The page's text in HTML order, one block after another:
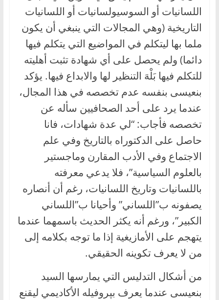
اللسانيات أو السوسيولسانيات أو اللسانيات
التاريخية (وهي المجالات التي ينبغي أن يكون
ملما بها ليتكلم في المواضيع التي يتكلم فيها
دائما) ولم يحصل على أي شهادة تثبت أهليته
للتكلم فيها بَلْهَ التنظير لها والابداع فيها. يؤكد
بنعيسى بنفسه عدم تخصصه في هذا المجال،
عندما يرد على أحد الصحافيين سأله عن
تخصصه فأجاب: “لي عدة شهادات، فانا
حاصل على الدكتوراه بالتاريخ وفي علم
الاجتماع وفي الأدب المقارن وماجستير
بالعلوم السياسية”، فلا يدعي معرفته
باللسانيات وتاريخ اللسانيات، رغم أن أنصاره
يصفونه ب”اللساني” وأحيانا ب”اللساني
الكبير”، ورغم أنه يكثر الحديث باسمهما عندما
يتهجم على الأمازيغية إذا ما توجه بكلامه إلى
من لا يعرف تكوينه الحقيقي.
من أشكال التدليس التي يمارسها السيد
بنعيسى عندما يعرف بپروفيله الأكاديمي ليقنع